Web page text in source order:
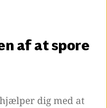
af at spore
dig med at